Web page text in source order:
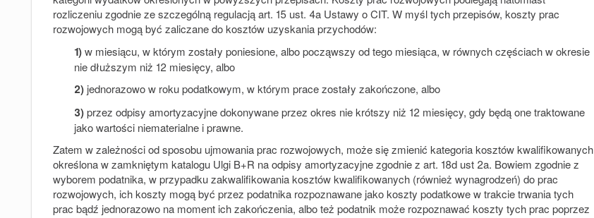
rozliczeniu zgodnie ze szczególną regulacją art. 15 ust. 4a Ustawy o CIT. W myśl tych przepisów, koszty prac
rozwojowych mogą być zaliczane do kosztów uzyskania przychodów:
1)w miesiącu, w którym zostały poniesione, albo począwszy od tego miesiąca, w równych częściach w okresie
nie dłuższym niż 12 miesięcy, albo
2) jednorazowo w roku podatkowym, w którym prace zostały zakończone, albo
3)przez odpisy amortyzacyjne dokonywane przez okres nie krótszy niż 12 miesięcy, gdy będą one traktowane
jako wartości niematerialne i prawne.
Zatem w zależności od sposobu ujmowania prac rozwojowych, może się zmienić kategoria kosztów kwalifikowanych
określona w zamkniętym katalogu Ulgi B+R na odpisy amortyzacyjne zgodnie z art. 18d ust 2a. Bowiem zgodnie z
wyborem podatnika, w przypadku zakwalifikowania kosztów kwalifikowanych (również wynagrodzeń) do prac
rozwojowych, ich koszty mogą być przez podatnika rozpoznawane jako koszty podatkowe w trakcie trwania tych
prac bądź jednorazowo na moment ich zakończenia, albo też podatnik może rozpoznawać koszty tych prac poprzez